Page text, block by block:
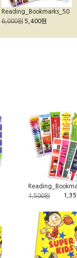
Reading_Bookmarks_50
6,000원 5,400원
1,500원